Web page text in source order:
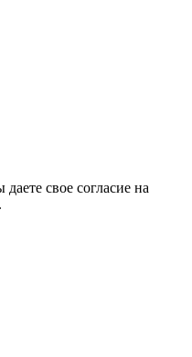
свое согласие на
.